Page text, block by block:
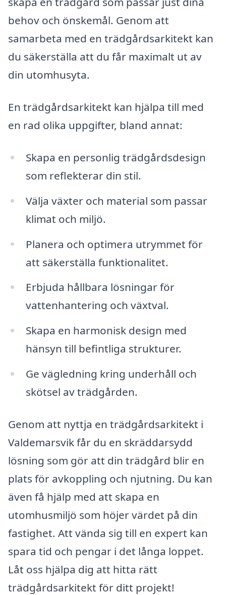
behov och önskemål. Genom att
samarbeta med en trädgårdsarkitekt kan
du säkerställa att du får maximalt ut av
din utomhusyta.
En trädgårdsarkitekt kan hjälpa till med
en rad olika uppgifter, bland annat:
Skapa en personlig trädgårdsdesign
som reflekterar din stil.
Välja växter och material som passar
klimat och miljö.
Planera och optimera utrymmet för
att säkerställa funktionalitet.
Erbjuda hållbara lösningar för
vattenhantering och växtval.
Skapa en harmonisk design med
hänsyn till befintliga strukturer.
Ge vägledning kring underhåll och
skötsel av trädgården.
Genom att nyttja en trädgårdsarkitekt i
Valdemarsvik får du en skräddarsydd
lösning som gör att din trädgård blir en
plats för avkoppling och njutning. Du kan
även få hjälp med att skapa en
utomhusmiljö som höjer värdet på din
fastighet. Att vända sig till en expert kan
spara tid och pengar i det långa loppet.
Låt oss hjälpa dig att hitta rätt
trädgårdsarkitekt för ditt projekt!